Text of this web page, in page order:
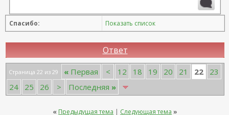
Спасибо: Показать список
Ответ
Страница 22 из 29 « Первая < 12 18 19 20 21 22
23
24
25 26 > Последняя »
« Предыдущая тема | Следующая тема »